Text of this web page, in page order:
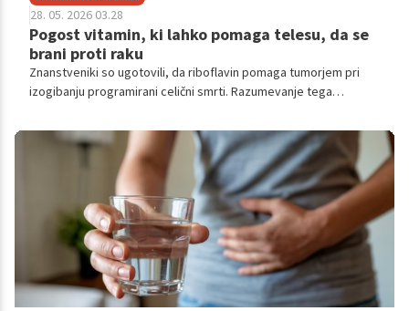
28. 05. 2026 03.28
Pogost vitamin, ki lahko pomaga telesu, da se
brani proti raku
Znanstveniki so ugotovili, da riboflavin pomaga tumorjem pri
izogibanju programirani celični smrti. Razumevanje tega
prekinile zaščito rakavih celic, pravijo znanstveniki.